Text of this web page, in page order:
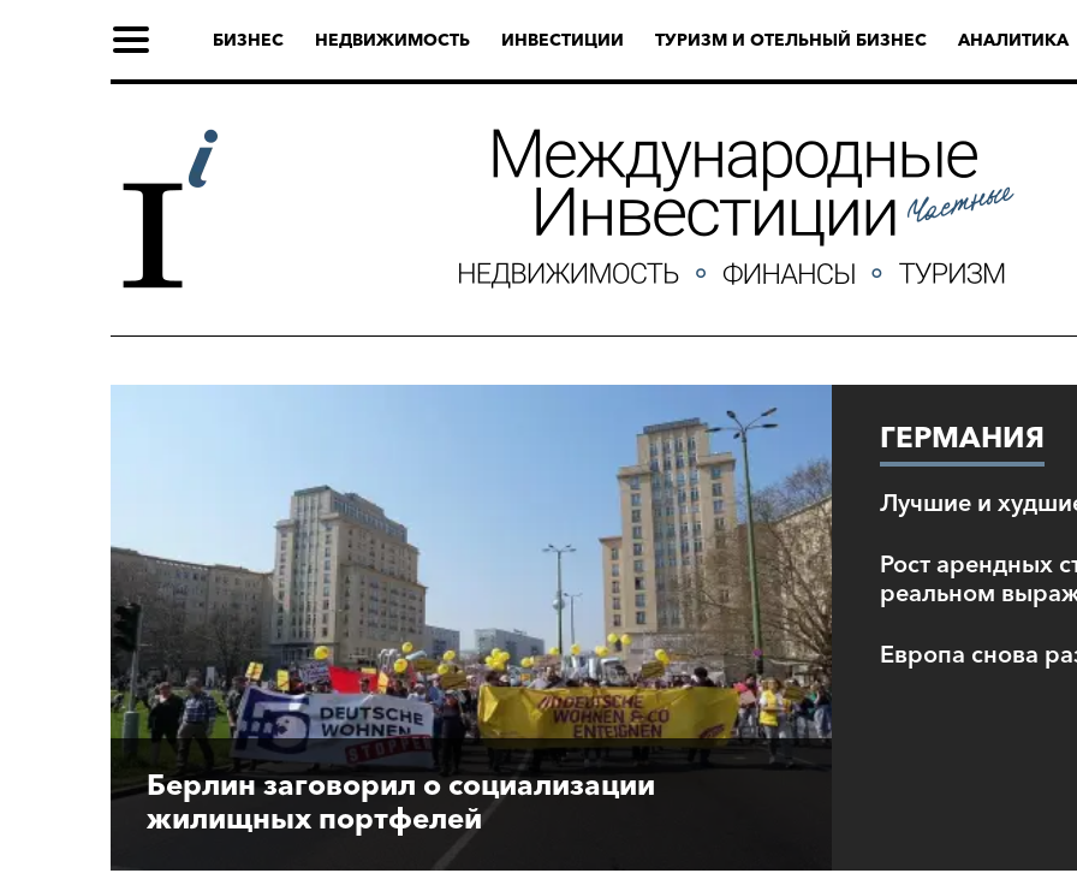
БИЗНЕС НЕДВИЖИМОСТЬ ИНВЕСТИЦИИ ТУРИЗМ И ОТЕЛЬНЫЙ БИЗНЕС АНАЛИТИКА
Берлин заговорил о социализации
жилищных портфелей
ГЕРМАНИЯ
Лучшие и
Рост арендных
реальном
Европа снова